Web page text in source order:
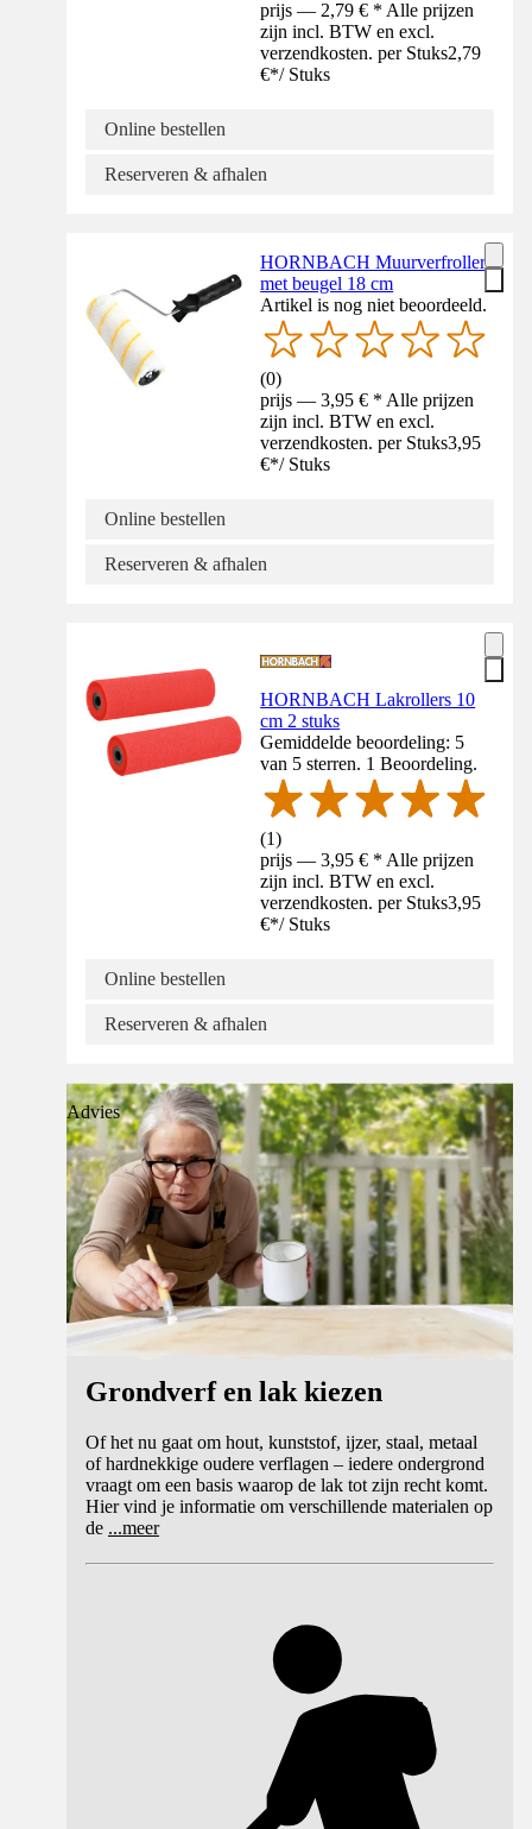
prijs — 2,79 € * Alle prijzen
zijn incl. BTW en excl.
verzendkosten. per Stuks2,79
€*/ Stuks
Online bestellen
Reserveren & afhalen
HORNBACH Muurverfroller
met beugel 18 cm
Artikel is nog niet beoordeeld.
(0)
prijs — 3,95 € * Alle prijzen
zijn incl. BTW en excl.
verzendkosten. per Stuks3,95
€*/ Stuks
Online bestellen
Reserveren & afhalen
HORNBACH Lakrollers 10
cm 2 stuks
Gemiddelde beoordeling: 5
van 5 sterren. 1 Beoordeling.
(1)
prijs — 3,95 € * Alle prijzen
zijn incl. BTW en excl.
verzendkosten. per Stuks3,95
€*/ Stuks
Online bestellen
Reserveren & afhalen
Advies
Grondverf en lak kiezen
Of het nu gaat om hout, kunststof, ijzer, staal, metaal
of hardnekkige oudere verflagen – iedere ondergrond
vraagt om een basis waarop de lak tot zijn recht komt.
Hier vind je informatie om verschillende materialen op
de ...meer